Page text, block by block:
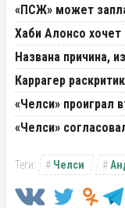
«ПСЖ» может
Хаби Алонсо хочет
Названа причина,
Каррагер
«Челси» проиграл
«Челси»
Челси